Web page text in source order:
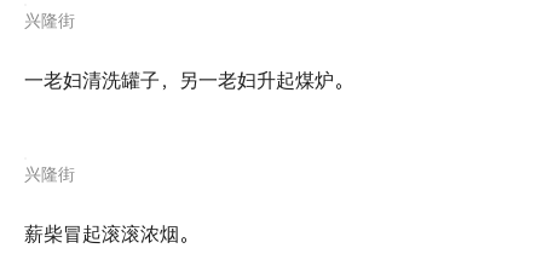
兴隆街
一老妇清洗罐子，另一老妇升起煤炉。
兴隆街
薪柴冒起滚滚浓烟。